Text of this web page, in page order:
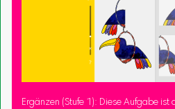
Ergänzen (Stufe 1): Diese Aufgabe ist